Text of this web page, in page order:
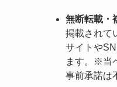
無断転載・
掲載されて
サイトや
ます。※当
事前承諾は